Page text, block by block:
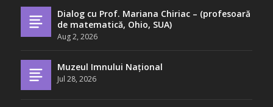
Dialog cu Prof. Mariana Chiriac – (profesoară
de matematică, Ohio, SUA)
Aug 2, 2026
Muzeul Imnului Național
Jul 28, 2026